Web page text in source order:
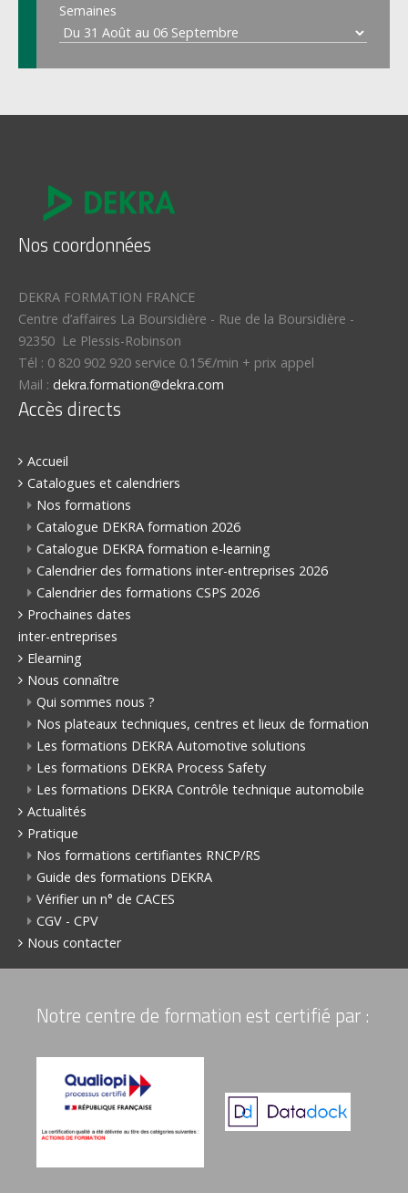
Semaines
Nos coordonnées
DEKRA FORMATION FRANCE
Centre d’affaires La Boursidière - Rue de la Boursidière -
92350 Le Plessis-Robinson
Tél : 0 820 902 920 service 0.15€/min + prix appel
Mail : dekra.formation@dekra.com
Accès directs
Accueil
Catalogues et calendriers
Nos formations
Catalogue DEKRA formation 2026
Catalogue DEKRA formation e-learning
Calendrier des formations inter-entreprises 2026
Calendrier des formations CSPS 2026
Prochaines dates
inter-entreprises
Elearning
Nous connaître
Qui sommes nous ?
Nos plateaux techniques, centres et lieux de formation
Les formations DEKRA Automotive solutions
Les formations DEKRA Process Safety
Les formations DEKRA Contrôle technique automobile
Actualités
Pratique
Nos formations certifiantes RNCP/RS
Guide des formations DEKRA
Vérifier un n° de CACES
CGV - CPV
Nous contacter
Notre centre de formation est certifié par :